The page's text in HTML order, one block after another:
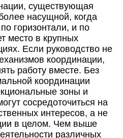
существующая
насущной, когда
горизонтали, и по
место в крупных
Если руководство не
координации,
работу вместе. Без
координации
зоны и
сосредоточиться на
интересов, а не
в целом. Чем выше
различных